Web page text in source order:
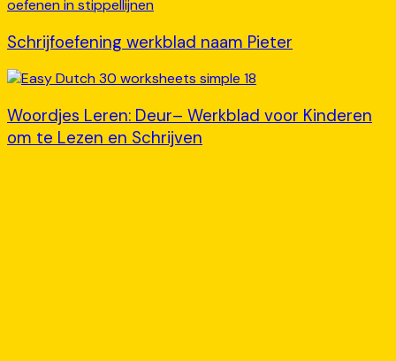
Schrijfoefening werkblad naam Pieter
Woordjes Leren: Deur– Werkblad voor Kinderen
om te Lezen en Schrijven